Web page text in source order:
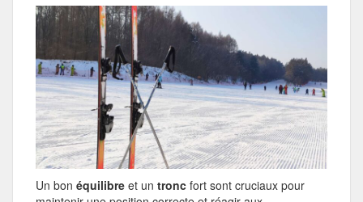
Un bon équilibre et un tronc fort sont cruciaux pour